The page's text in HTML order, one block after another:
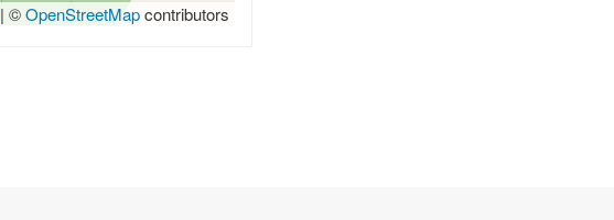
| ©OpenStreetMapcontributors